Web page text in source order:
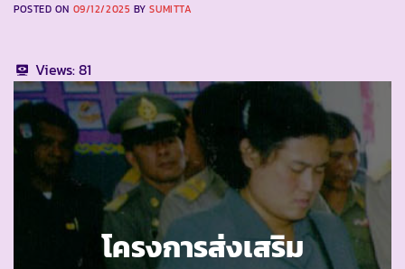
POSTED ON 09/12/2025 BYSUMITTA
Views:81
โครงการส่งเสริม